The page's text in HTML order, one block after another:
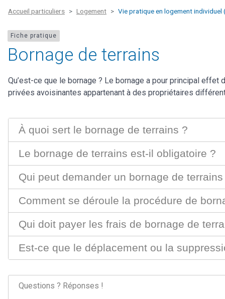
Accueil particuliers Logement Vie pratique en logement individuel
Fiche pratique
Bornage de terrains
Qu’est-ce que le bornage ? Le bornage a pour principal
privées avoisinantes appartenant à des propriétaires
À quoi sert le bornage de terrains ?
Le bornage de terrains est-il obligatoire ?
Qui peut demander un bornage de
Comment se déroule la procédure de
Qui doit payer les frais de bornage de
Est-ce que le déplacement ou la
Questions ? Réponses !